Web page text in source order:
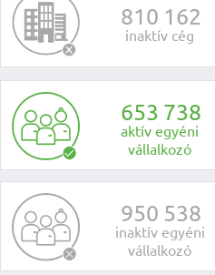
810 162
inaktív cég
653 738
aktív egyéni
vállalkozó
950 538
inaktív egyéni
vállalkozó